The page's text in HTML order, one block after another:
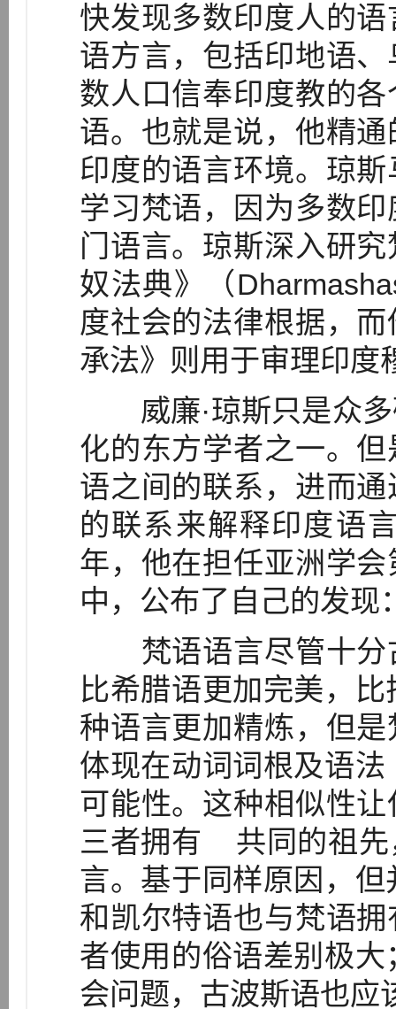
快发现多数印度人的
语方言，包括印地语
数人口信奉印度教的
语。也就是说，他精
印度的语言环境。琼
学习梵语，因为多数
门语言。琼斯深入研
奴法典》（
度社会的法律根据，
承法》则用于审理印度
威廉·琼斯只是众多
化的东方学者之一。
语之间的联系，进而
的联系来解释印度语
年，他在担任亚洲学
中，公布了自己的发现
梵语语言尽管十分
比希腊语更加完美，
种语言更加精炼，但
体现在动词词根及语
可能性。这种相似性
三者拥有 共同的祖先
言。基于同样原因，
和凯尔特语也与梵语
者使用的俗语差别极
会问题，古波斯语也应